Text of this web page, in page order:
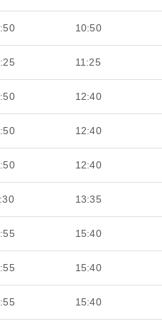
10:50
11:25
12:40
12:40
12:40
13:35
15:40
15:40
15:40